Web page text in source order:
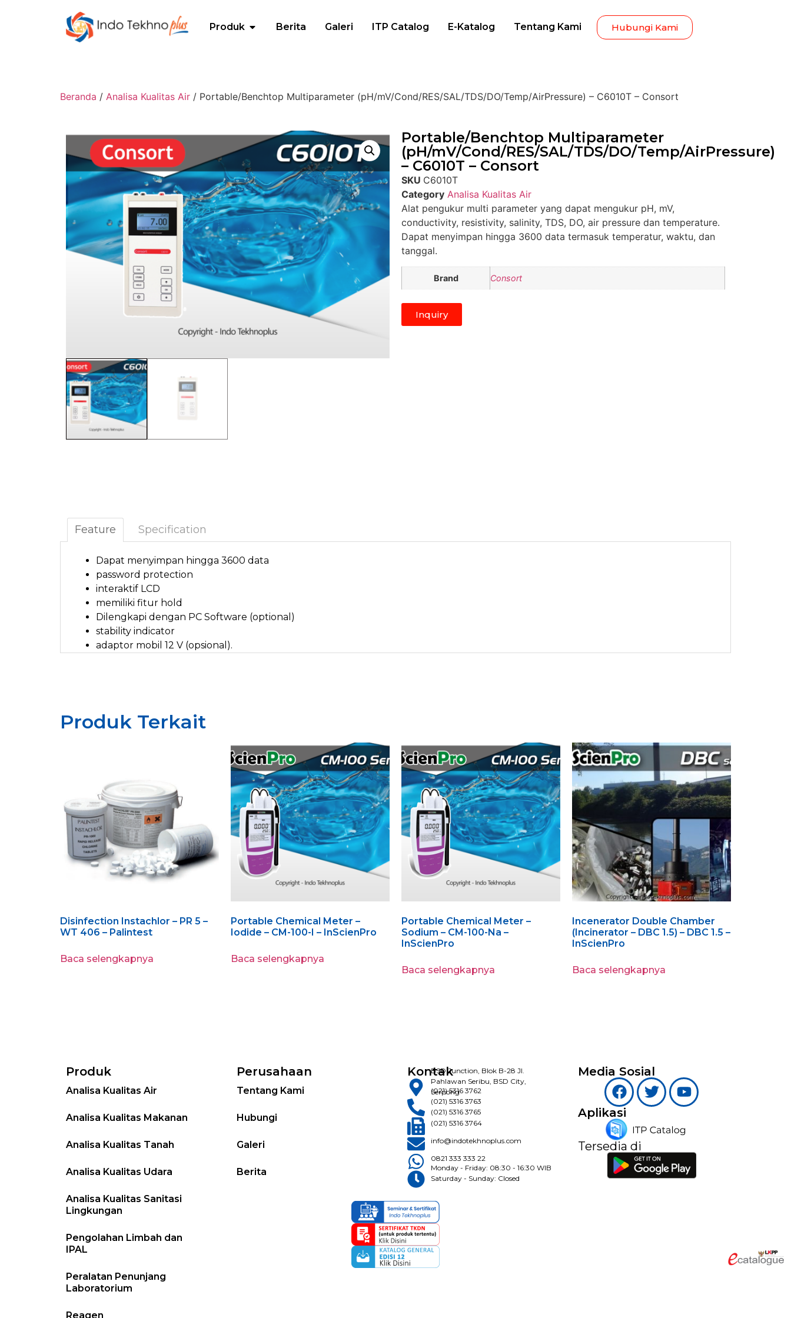
Produk Berita Galeri ITP Catalog E-Katalog Tentang Kami Hubungi Kami
Beranda / Analisa Kualitas Air / Portable/Benchtop Multiparameter (pH/mV/Cond/RES/SAL/TDS/DO/Temp/AirPressure) – C6010T – Consort
Portable/Benchtop Multiparameter
(pH/mV/Cond/RES/SAL/TDS/DO/Temp/AirPressure)
– C6010T – Consort
SKU C6010T
Category Analisa Kualitas Air
Alat pengukur multi parameter yang dapat mengukur pH, mV,
conductivity, resistivity, salinity, TDS, DO, air pressure dan temperature.
Dapat menyimpan hingga 3600 data termasuk temperatur, waktu, dan
tanggal.
Brand Consort
Inquiry
Feature Specification
Dapat menyimpan hingga 3600 data
password protection
interaktif LCD
memiliki fitur hold
Dilengkapi dengan PC Software (optional)
stability indicator
adaptor mobil 12 V (opsional).
Produk Terkait
Disinfection Instachlor – PR 5 –
WT 406 – Palintest
Baca selengkapnya
Portable Chemical Meter –
Iodide – CM-100-I – InScienPro
Baca selengkapnya
Portable Chemical Meter –
Sodium – CM-100-Na –
InScienPro
Baca selengkapnya
Incenerator Double Chamber
(Incinerator – DBC 1.5) – DBC 1.5 –
InScienPro
Baca selengkapnya
Produk
Analisa Kualitas Air
Analisa Kualitas Makanan
Analisa Kualitas Tanah
Analisa Kualitas Udara
Analisa Kualitas Sanitasi
Lingkungan
Pengolahan Limbah dan
IPAL
Peralatan Penunjang
Laboratorium
Reagen
Perusahaan
Tentang Kami
Hubungi
Galeri
Berita
KontakBSD Junction, Blok B-28 Jl.
Pahlawan Seribu, BSD City,
Serpong
(021) 5316 3762
(021) 5316 3763
(021) 5316 3765
(021) 5316 3764
info@indotekhnoplus.com
0821 333 333 22
Monday - Friday: 08:30 - 16:30 WIB
Saturday - Sunday: Closed
Media Sosial
Aplikasi
Tersedia di